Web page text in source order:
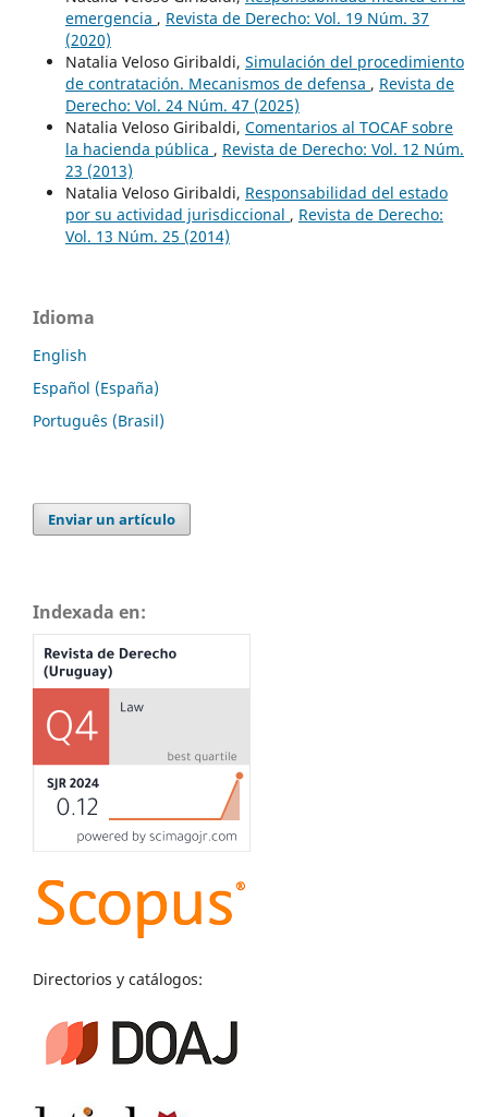
emergencia , Revista de Derecho: Vol. 19 Núm. 37
(2020)
Natalia Veloso Giribaldi, Simulación del procedimiento
de contratación. Mecanismos de defensa , Revista de
Derecho: Vol. 24 Núm. 47 (2025)
Natalia Veloso Giribaldi, Comentarios al TOCAF sobre
la hacienda pública , Revista de Derecho: Vol. 12 Núm.
23 (2013)
Natalia Veloso Giribaldi, Responsabilidad del estado
por su actividad jurisdiccional , Revista de Derecho:
Vol. 13 Núm. 25 (2014)
Idioma
English
Español (España)
Português (Brasil)
Enviar un artículo
Indexada en:
Directorios y catálogos: